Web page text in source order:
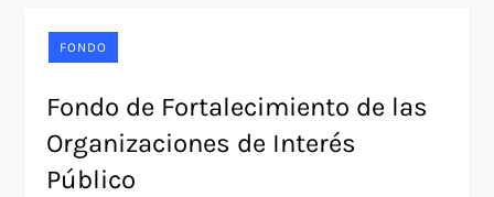
FONDO
Fondo de Fortalecimiento de las
Organizaciones de Interés
Público